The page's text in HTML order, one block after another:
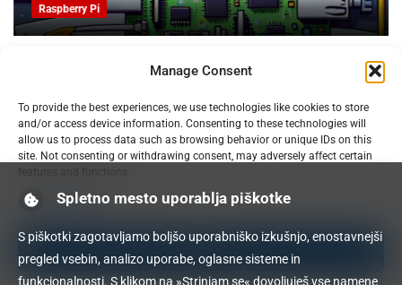
Manage Consent
To provide the best experiences, we use technologies like cookies to store
and/or access device information. Consenting to these technologies will
allow us to process data such as browsing behavior or unique IDs on this
site. Not consenting or withdrawing consent, may adversely affect certain
features and functions.
Manage services
Accept
Raspberry Pi
OpenProject na Raspberry PI: Orodje za upravljanje
projektov z odprto kodo
09.02.2025
Spletno mesto uporablja piškotke
S piškotki zagotavljamo boljšo uporabniško izkušnjo, enostavnejši
pregled vsebin, analizo uporabe, oglasne sisteme in
funkcionalnosti. S klikom na »Strinjam se« dovoljuješ vse namene